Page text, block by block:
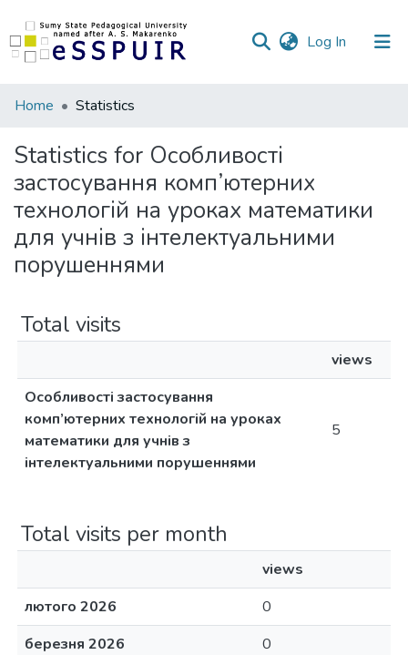
Log In (current)
Communities
Collections
All of DSpace
Home Statistics
Statistics for Особливості
застосування комп’ютерних
технологій на уроках математики
для учнів з інтелектуальними
порушеннями
Total visits
views
Особливості застосування
комп’ютерних технологій на уроках
математики для учнів з
інтелектуальними порушеннями
5
Total visits per month
views
лютого 2026
0
березня 2026
0